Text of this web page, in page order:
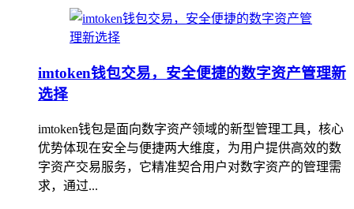
imtoken钱包交易，安全便捷的数字资产管理新
选择
imtoken钱包是面向数字资产领域的新型管理工具，核心
优势体现在安全与便捷两大维度，为用户提供高效的数
字资产交易服务，它精准契合用户对数字资产的管理需
求，通过...